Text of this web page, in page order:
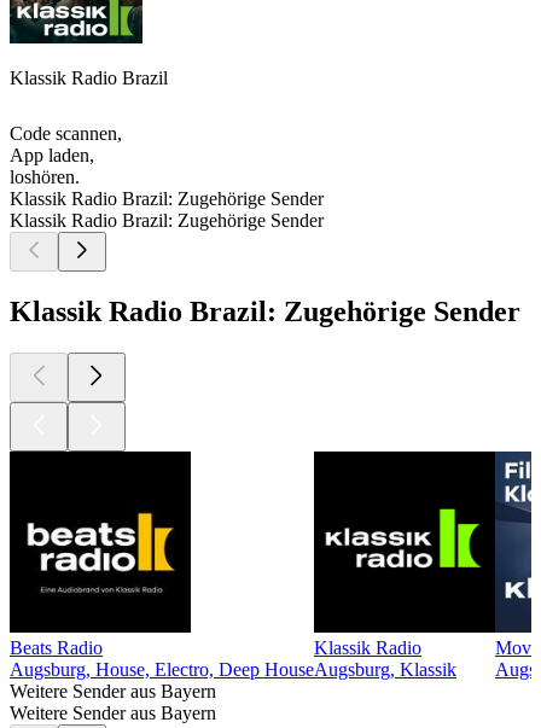
Klassik Radio Brazil
Code scannen,
App laden,
loshören.
Klassik Radio Brazil: Zugehörige Sender
Klassik Radio Brazil: Zugehörige Sender
Klassik Radio Brazil: Zugehörige Sender
Beats Radio
Augsburg, House, Electro, Deep House
Klassik Radio
Augsburg, Klassik
Weitere Sender aus Bayern
Weitere Sender aus Bayern